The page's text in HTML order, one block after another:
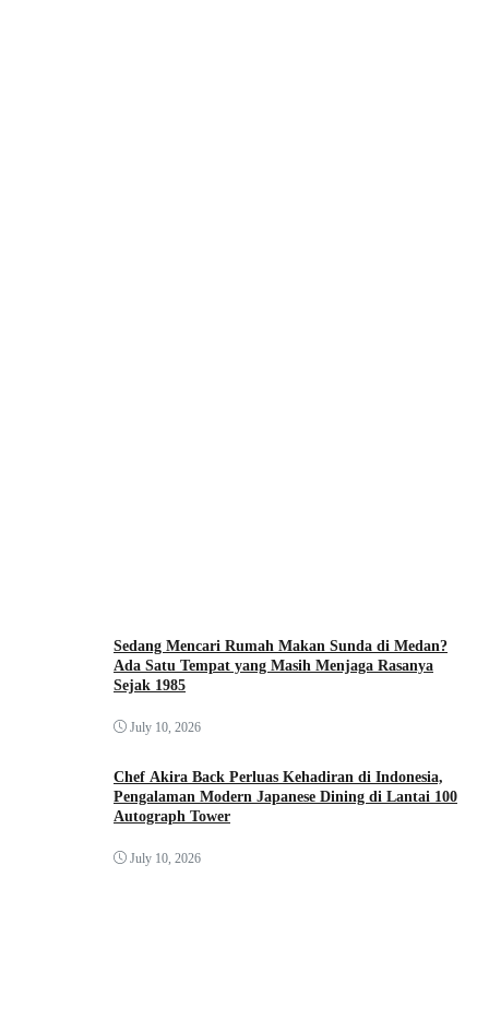
Sedang Mencari Rumah Makan Sunda di Medan?
Ada Satu Tempat yang Masih Menjaga Rasanya
Sejak 1985
July 10, 2026
Chef Akira Back Perluas Kehadiran di Indonesia,
Pengalaman Modern Japanese Dining di Lantai 100
Autograph Tower
July 10, 2026